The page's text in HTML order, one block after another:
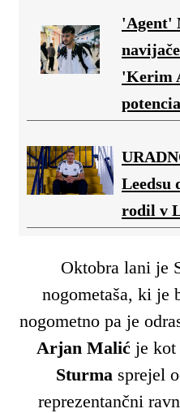
'Agent'
'Kerim
Leedsu
rodil v
Oktobra lani je
nogometaša, ki je
nogometno pa je
Arjan Malićje kot
Sturma sprejel
reprezentančni